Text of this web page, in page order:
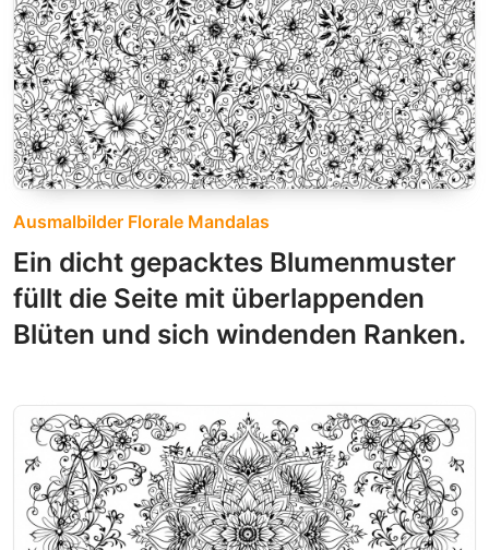
Ausmalbilder Florale Mandalas
Ein dicht gepacktes Blumenmuster
füllt die Seite mit überlappenden
Blüten und sich windenden Ranken.